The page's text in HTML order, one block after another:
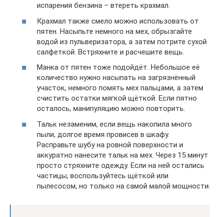
испарения бензина – втереть крахмал.
Крахмал также смело можно использовать от
пятен. Насыпьте немного на мех, обрызгайте
водой из пульверизатора, а затем потрите сухой
салфеткой. Встряхните и расчешите вещь.
Манка от пятен тоже подойдёт. Небольшое её
количество нужно насыпать на загрязнённый
участок, немного помять мех пальцами, а затем
счистить остатки мягкой щёткой. Если пятно
осталось, манипуляцию можно повторить.
Тальк незаменим, если вещь накопила много
пыли, долгое время провисев в шкафу.
Расправьте шубу на ровной поверхности и
аккуратно нанесите тальк на мех. Через 15 минут
просто стряхните одежду. Если на ней остались
частицы, воспользуйтесь щёткой или
пылесосом, но только на самой малой мощности.